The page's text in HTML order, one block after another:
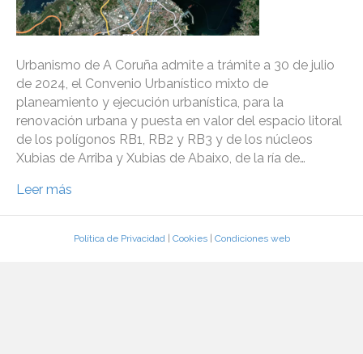
Urbanismo de A Coruña admite a trámite a 30 de julio
de 2024, el Convenio Urbanístico mixto de
planeamiento y ejecución urbanística, para la
renovación urbana y puesta en valor del espacio litoral
de los polígonos RB1, RB2 y RB3 y de los núcleos
Xubias de Arriba y Xubias de Abaixo, de la ría de…
Leer más
Política de Privacidad| Cookies| Condiciones web